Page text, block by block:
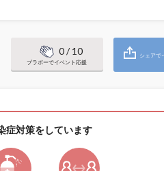
0/ 10
ブラボーでイベント応援
シェアで
症対策をしています